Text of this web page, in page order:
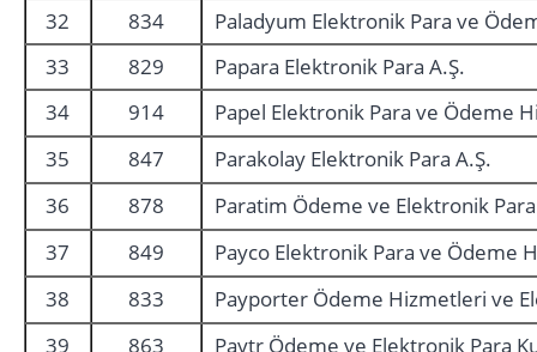
32
834
Paladyum Elektronik Para ve
33
829
Papara Elektronik Para A.Ş.
34
914
Papel Elektronik Para ve Ödeme
35
847
Parakolay Elektronik Para A.Ş.
36
878
Paratim Ödeme ve Elektronik
37
849
Payco Elektronik Para ve Ödeme
38
833
Payporter Ödeme Hizmetleri ve
39
863
Paytr Ödeme ve Elektronik Para